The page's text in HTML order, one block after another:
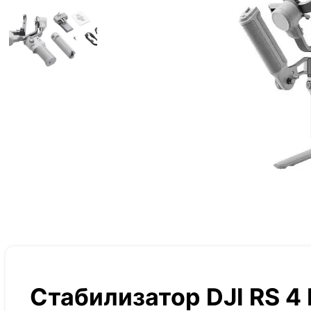
Стабилизатор DJI RS 4